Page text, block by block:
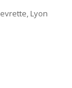
Lyon